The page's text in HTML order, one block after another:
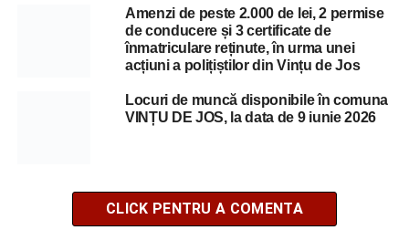
Amenzi de peste 2.000 de lei, 2 permise
de conducere și 3 certificate de
înmatriculare reținute, în urma unei
acțiuni a polițiștilor din Vințu de Jos
Locuri de muncă disponibile în comuna
VINȚU DE JOS, la data de 9 iunie 2026
CLICK PENTRU A COMENTA